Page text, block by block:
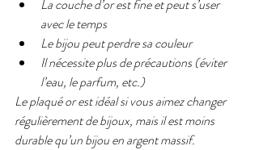
La couche d’or est fine et peut s’user
avec le temps
Le bijou peut perdre sa couleur
Il nécessite plus de précautions (éviter
l’eau, le parfum, etc.)
Le plaqué or est idéal si vous aimez changer
régulièrement de bijoux, mais il est moins
durable qu’un bijou en argent massif.